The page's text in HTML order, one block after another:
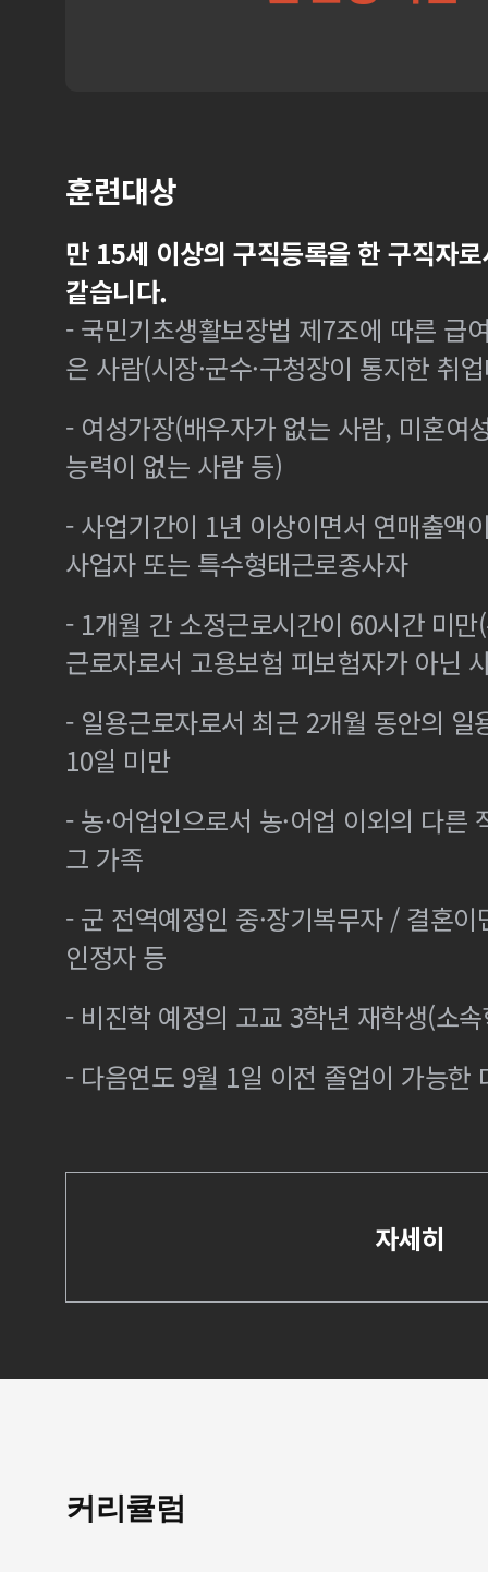
훈련대상
만 15세 이상의 구직등록을 한 구직자
같습니다.
- 국민기초생활보장법 제7조에 따른 급
은 사람(시장·군수·구청장이 통지한 취
- 여성가장(배우자가 없는 사람, 미혼여
능력이 없는 사람 등)
- 사업기간이 1년 이상이면서 연매출액
사업자 또는 특수형태근로종사자
- 1개월 간 소정근로시간이 60시간 미
근로자로서 고용보험 피보험자가 아닌
- 일용근로자로서 최근 2개월 동안의 일
10일 미만
- 농·어업인으로서 농·어업 이외의 다른
그 가족
- 군 전역예정인 중·장기복무자 / 결혼
인정자 등
- 비진학 예정의 고교 3학년 재학생(소
- 다음연도 9월 1일 이전 졸업이 가능한
자세히
커리큘럼